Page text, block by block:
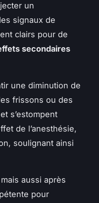
un
signaux de
clairs pour de
secondaires
une diminution de
frissons ou des
s’estompent
de l’anesthésie,
soulignant ainsi
aussi après
pour